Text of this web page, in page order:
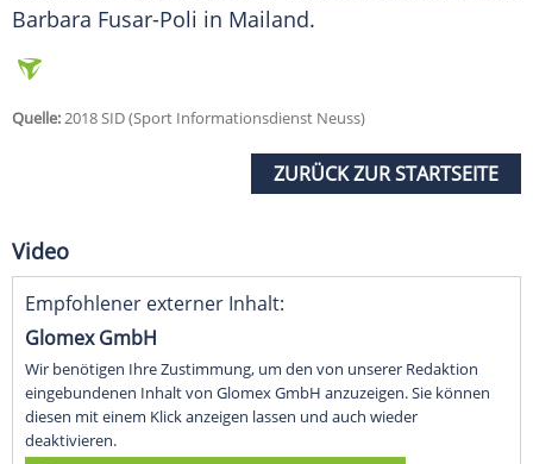
Barbara Fusar-Poli in Mailand.
Quelle:2018 SID (Sport Informationsdienst Neuss)
ZURÜCK ZUR STARTSEITE
Video
Empfohlener externer Inhalt:
Glomex GmbH
Wir benötigen Ihre Zustimmung, um den von unserer Redaktion
eingebundenen Inhalt von Glomex GmbH anzuzeigen. Sie können
diesen mit einem Klick anzeigen lassen und auch wieder
deaktivieren.